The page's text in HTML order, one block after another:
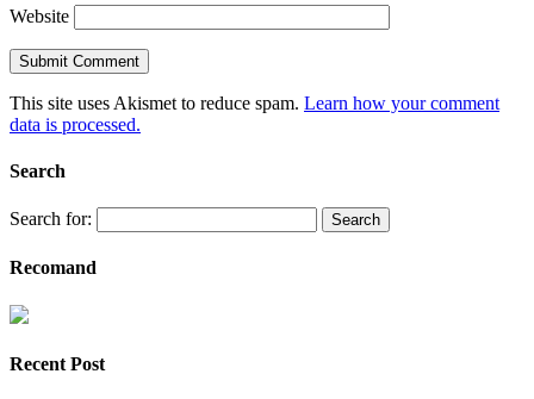
Website
This site uses Akismet to reduce spam. Learn how your comment
data is processed.
Search
Search for:
Recomand
Recent Post